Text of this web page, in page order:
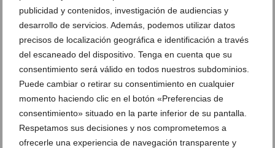
publicidad y contenidos, investigación de audiencias y
desarrollo de servicios. Además, podemos utilizar datos
precisos de localización geográfica e identificación a través
del escaneado del dispositivo. Tenga en cuenta que su
consentimiento será válido en todos nuestros subdominios.
Puede cambiar o retirar su consentimiento en cualquier
momento haciendo clic en el botón «Preferencias de
consentimiento» situado en la parte inferior de su pantalla.
Respetamos sus decisiones y nos comprometemos a
ofrecerle una experiencia de navegación transparente y
Las calles de Dénia vuelven a retumbar: así se vivió
anoche la primera entraeta de las Fiestas de Moros
y Cristianos